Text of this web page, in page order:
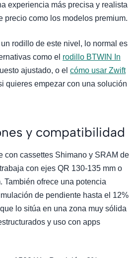
experiencia más precisa y realista
precio como los modelos premium.
rodillo de este nivel, lo normal es
como el rodillo BTWIN In
ajustado, o el cómo usar Zwift
quieres empezar con una solución
y compatibilidad
con cassettes Shimano y SRAM de
con ejes QR 130-135 mm o
También ofrece una potencia
de pendiente hasta el 12%
lo sitúa en una zona muy sólida
y uso con apps